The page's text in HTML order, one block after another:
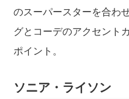
のスーパースターを合わ
グとコーデのアクセント
ポイント。
ソニア・ライソン